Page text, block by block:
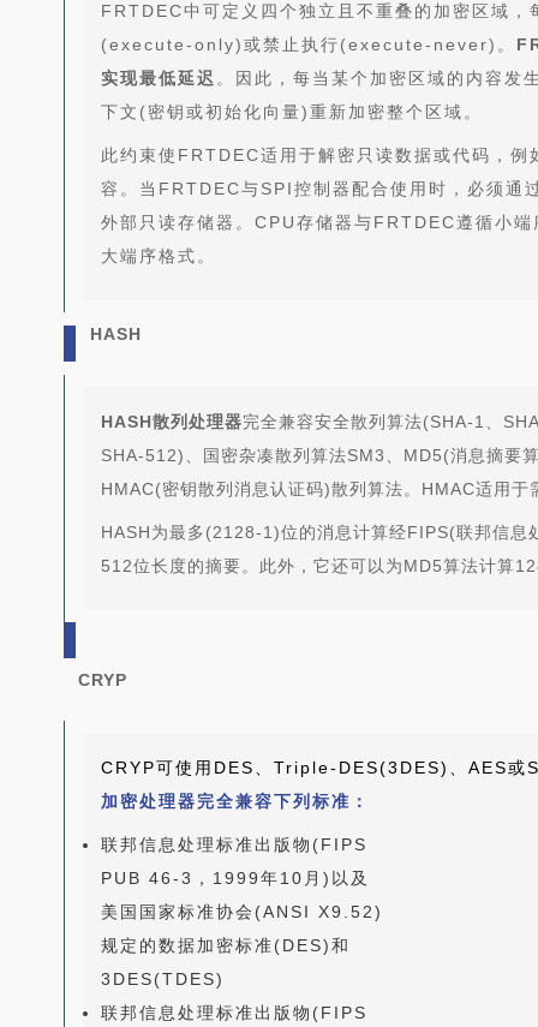
FRTDEC中可定义四个独立且不重叠的加密区域，
(execute-only)或禁止执行(execute-never)。
实现最低延迟 。因此，每当某个加密区域的内容发
下文(密钥或初始化向量)重新加密整个区域。
此约束使FRTDEC适用于解密只读数据或代码，例
容。当FRTDEC与SPI控制器配合使用时，必须通
外部只读存储器。CPU存储器与FRTDEC遵循小
大端序格式。
HASH
HASH散列处理器完全兼容安全散列算法(SHA-1、
SHA-512)、国密杂凑散列算法SM3、MD5(消息摘要
HMAC(密钥散列消息认证码)散列算法。HMAC适用于
HASH为最多(2128-1)位的消息计算经FIPS(联邦信
512位长度的摘要。此外，它还可以为MD5算法计算
CRYP
CRYP可使用DES、Triple-DES(3DES)、AES或
加密处理器完全兼容下列标准：
联邦信息处理标准出版物(FIPS
PUB 46-3，1999年10月)以及
美国国家标准协会(ANSI X9.52)
规定的数据加密标准(DES)和
3DES(TDES)
联邦信息处理标准出版物(FIPS